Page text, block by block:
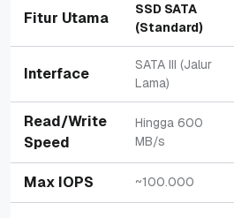
Fitur Utama
SSD SATA
(Standard)
Interface
SATA III (Jalur
Lama)
Read/Write
Speed
Hingga 600
MB/s
Max IOPS ~100.000